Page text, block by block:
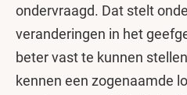
ondervraagd. Dat stelt
veranderingen in het
beter vast te kunnen
kennen een zogenaamde